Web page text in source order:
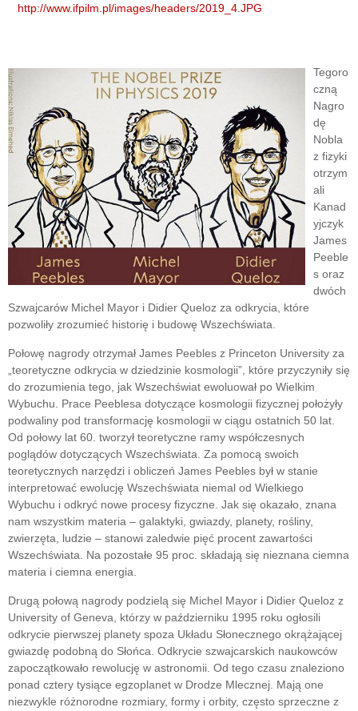
http://www.ifpilm.pl/images/headers/2019_4.JPG
Tegoro
czną
Nagro
dę
Nobla
z fizyki
otrzym
ali
Kanad
yjczyk
James
Peeble
s oraz
dwóch
Szwajcarów Michel Mayor i Didier Queloz za odkrycia, które
pozwoliły zrozumieć historię i budowę Wszechświata.
Połowę nagrody otrzymał James Peebles z Princeton University za
„teoretyczne odkrycia w dziedzinie kosmologii”, które przyczyniły się
do zrozumienia tego, jak Wszechświat ewoluował po Wielkim
Wybuchu. Prace Peeblesa dotyczące kosmologii fizycznej położyły
podwaliny pod transformację kosmologii w ciągu ostatnich 50 lat.
Od połowy lat 60. tworzył teoretyczne ramy współczesnych
poglądów dotyczących Wszechświata. Za pomocą swoich
teoretycznych narzędzi i obliczeń James Peebles był w stanie
interpretować ewolucję Wszechświata niemal od Wielkiego
Wybuchu i odkryć nowe procesy fizyczne. Jak się okazało, znana
nam wszystkim materia – galaktyki, gwiazdy, planety, rośliny,
zwierzęta, ludzie – stanowi zaledwie pięć procent zawartości
Wszechświata. Na pozostałe 95 proc. składają się nieznana ciemna
materia i ciemna energia.
Drugą połową nagrody podzielą się Michel Mayor i Didier Queloz z
University of Geneva, którzy w październiku 1995 roku ogłosili
odkrycie pierwszej planety spoza Układu Słonecznego okrążającej
gwiazdę podobną do Słońca. Odkrycie szwajcarskich naukowców
zapoczątkowało rewolucję w astronomii. Od tego czasu znaleziono
ponad cztery tysiące egzoplanet w Drodze Mlecznej. Mają one
niezwykle różnorodne rozmiary, formy i orbity, często sprzeczne z